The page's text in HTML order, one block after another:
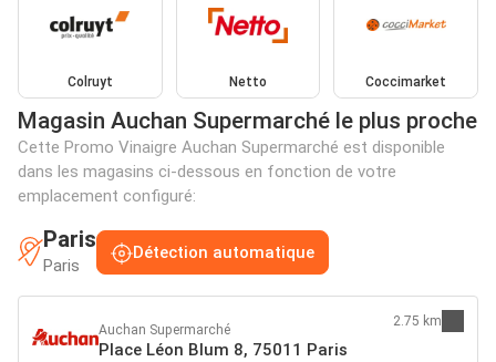
Colruyt Netto Coccimarket
Magasin Auchan Supermarché le plus proche
Cette Promo Vinaigre Auchan Supermarché est disponible
dans les magasins ci-dessous en fonction de votre
emplacement configuré:
Paris
Paris
Détection automatique
Auchan Supermarché
Place Léon Blum 8, 75011 Paris
2.75 km